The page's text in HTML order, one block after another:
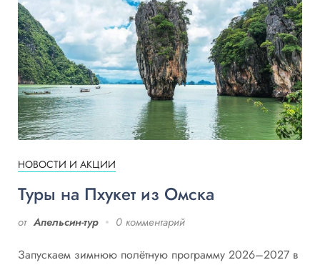
НОВОСТИ И АКЦИИ
Туры на Пхукет из Омска
от Апельсин-тур 0 комментарий
Запускаем зимнюю полётную программу 2026–2027 в